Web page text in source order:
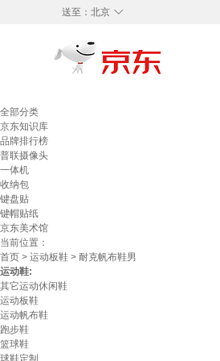
◇
送至： 北京
全部分类
京东知识库
品牌排行榜
普联摄像头
一体机
收纳包
键盘贴
键帽贴纸
京东美术馆
当前位置：
首页 > 运动板鞋 > 耐克帆布鞋男
运动鞋:
其它运动休闲鞋
运动板鞋
运动帆布鞋
跑步鞋
篮球鞋
球鞋定制